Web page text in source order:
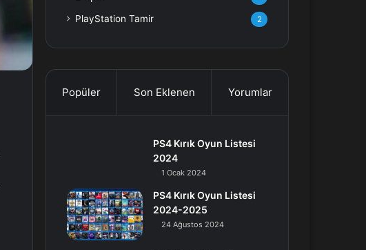
PlayStation Tamir 2
Popüler Son Eklenen Yorumlar
PS4 Kırık Oyun Listesi
2024
1 Ocak 2024
PS4 Kırık Oyun Listesi
2024-2025
24 Ağustos 2024